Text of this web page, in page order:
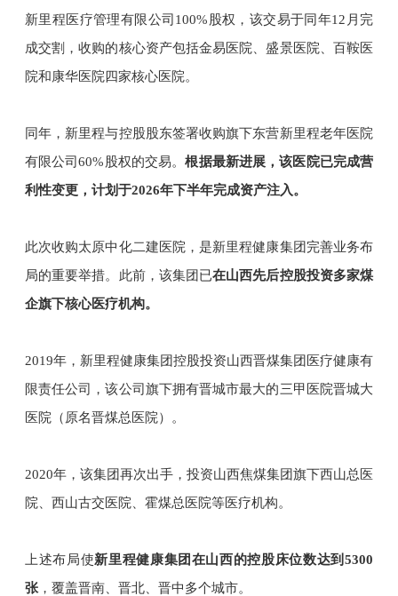
新里程医疗管理有限公司100%股权，该交易于同年12月完
成交割，收购的核心资产包括金易医院、盛景医院、百鞍医
院和康华医院四家核心医院。
同年，新里程与控股股东签署收购旗下东营新里程老年医院
有限公司60%股权的交易。根据最新进展，该医院已完成营
利性变更，计划于2026年下半年完成资产注入。
此次收购太原中化二建医院，是新里程健康集团 完善业务布
局的重要举措。此前，该集团已在山西先后控股投资多家煤
企旗下核心医疗机构。
2019年，新里程健康集团控股投资山西晋煤集团医疗健康有
限责任公司，该公司旗下拥有晋城市最大的三甲医院晋城大
医院（原名晋煤总医院）。
2020年，该集团再次出手，投资山西焦煤集团旗下西山总医
院、西山古交医院、霍煤总医院等医疗机构。
上述布局使新里程健康集团在山西的控股床位数达到5300
张，覆盖晋南、晋北、晋中多个城市。